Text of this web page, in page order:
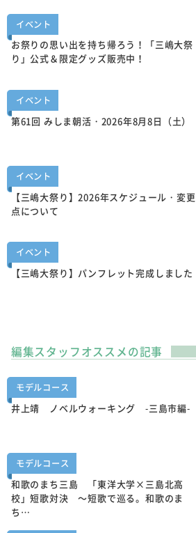
イベント
お祭りの思い出を持ち帰ろう！「三嶋大祭
り」公式＆限定グッズ販売中！
イベント
第61回 みしま朝活・2026年8月8日（土）
イベント
【三嶋大祭り】2026年スケジュール・変更
点について
イベント
【三嶋大祭り】パンフレット完成しました
編集スタッフオススメの記事
モデルコース
井上靖 ノベルウォーキング -三島市編-
モデルコース
和歌のまち三島 「東洋大学×三島北高
校」短歌対決 ～短歌で巡る。和歌のま
ち…